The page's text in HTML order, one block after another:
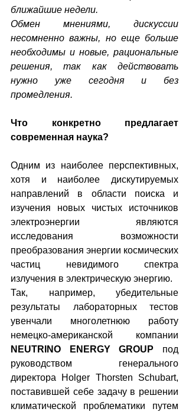
ближайшие недели.
Обмен мнениями, дискуссии
несомненно важны, но еще больше
необходимы и новые, рациональные
решения, так как действовать
нужно уже сегодня и без
промедления.
Что конкретно предлагает
современная наука?
Одним из наиболее перспективных,
хотя и наиболее дискутируемых
направлений в области поиска и
изучения новых чистых источников
электроэнергии являются
исследования возможности
преобразования энергии космических
частиц невидимого спектра
излучения в электрическую энергию.
Так, например, убедительные
результаты лабораторных тестов
увенчали многолетнюю работу
NEUTRINO ENERGY GROUP под
руководством генерального
директора Holger Thorsten Schubart,
поставившей себе задачу в решении
климатической проблематики путем